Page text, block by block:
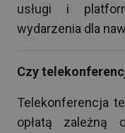
usługi i
wydarzenia dla
Czy
Telekonferencja
opłatą zależną